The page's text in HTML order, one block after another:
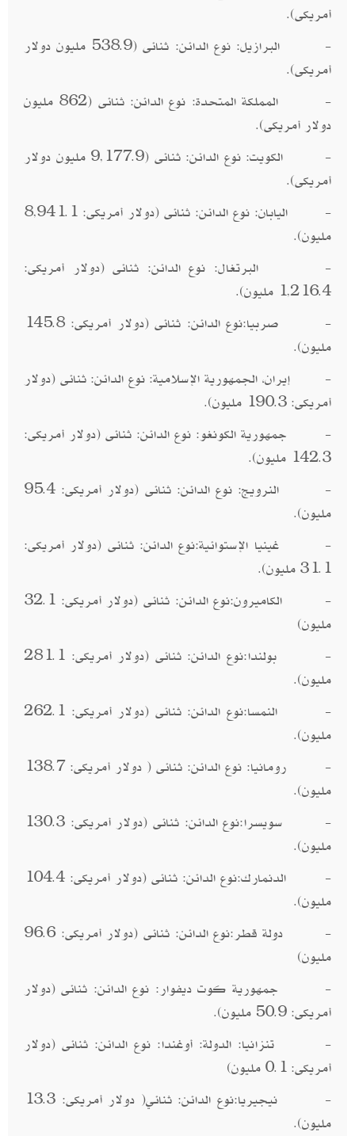
أمريكى).
- البرازيل: نوع الدائن: ثنائى (538.9 مليون دولار
أمريكى).
- المملكة المتحدة: نوع الدائن: ثنائى (862 مليون
دولار أمريكى).
- الكويت: نوع الدائن: ثنائى (9,177.9 مليون دولار
أمريكى).
- اليابان: نوع الدائن: ثنائى (دولار أمريكى: 8,941.1
مليون).
- البرتغال: نوع الدائن: ثنائى (دولار أمريكى:
1,216.4 مليون).
- صربيا:نوع الدائن: ثنائى (دولار أمريكى: 145.8
مليون).
- إيران، الجمهورية الإسلامية: نوع الدائن: ثنائى (دولار
أمريكى: 190.3 مليون).
- جمهورية الكونغو: نوع الدائن: ثنائى (دولار أمريكى:
142.3 مليون).
- النرويج: نوع الدائن: ثنائى (دولار أمريكى: 95.4
مليون).
- غينيا الإستوائية:نوع الدائن: ثنائى (دولار أمريكى:
31.1 مليون).
- الكاميرون:نوع الدائن: ثنائى (دولار أمريكى: 32.1
مليون)
- بولندا:نوع الدائن: ثنائى (دولار أمريكى: 281.1
مليون).
- النمسا:نوع الدائن: ثنائى (دولار أمريكى: 262.1
مليون).
- رومانيا: نوع الدائن: ثنائى ( دولار أمريكى: 138.7
مليون).
- سويسرا:نوع الدائن: ثنائى (دولار أمريكى: 130.3
مليون).
- الدنمارك:نوع الدائن: ثنائى (دولار أمريكى: 104.4
مليون).
- دولة قطر:نوع الدائن: ثنائى (دولار أمريكى: 96.6
مليون)
- جمهورية كوت ديفوار: نوع الدائن: ثنائى (دولار
أمريكى: 50.9 مليون).
- تنزانيا: الدولة: أوغندا: نوع الدائن: ثنائى (دولار
أمريكى: 0.1 مليون)
- نيجيريا:نوع الدائن: ثنائي( دولار أمريكى: 13.3
مليون).